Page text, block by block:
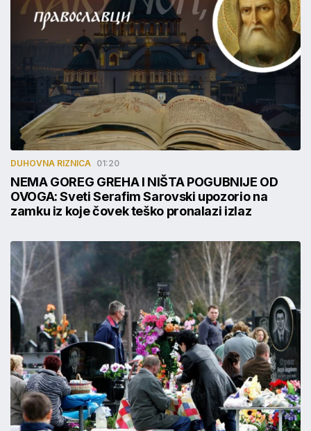
DUHOVNA RIZNICA 01:20
NEMA GOREG GREHA I NIŠTA POGUBNIJE OD
OVOGA: Sveti Serafim Sarovski upozorio na
zamku iz koje čovek teško pronalazi izlaz